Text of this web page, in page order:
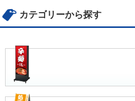
カテゴリーから探す